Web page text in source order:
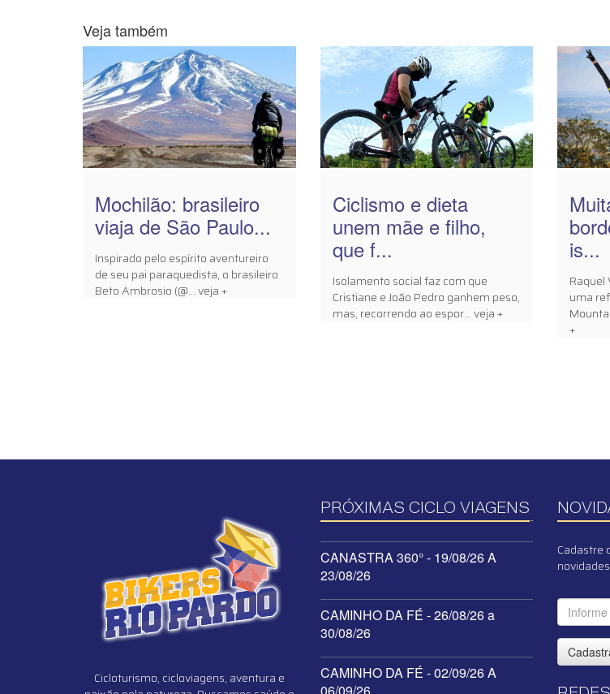
Veja também
Mochilão: brasileiro
viaja de São Paulo...
Inspirado pelo espírito aventureiro
de seu pai paraquedista, o brasileiro
Beto Ambrosio (@... veja +
Ciclismo e dieta
unem mãe e filho,
que f...
Isolamento social faz com que
Cristiane e João Pedro ganhem peso,
mas, recorrendo ao espor... veja +
is...
Raquel
uma
+
Cicloturismo, cicloviagens, aventura e
PRÓXIMAS CICLO VIAGENS
CANASTRA 360° - 19/08/26 A
23/08/26
CAMINHO DA FÉ - 26/08/26 a
30/08/26
CAMINHO DA FÉ - 02/09/26 A
Cadastre
novidades